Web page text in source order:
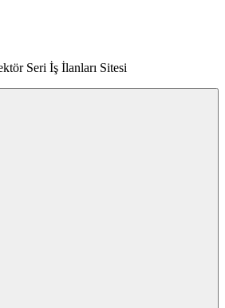
Seri İş İlanları Sitesi